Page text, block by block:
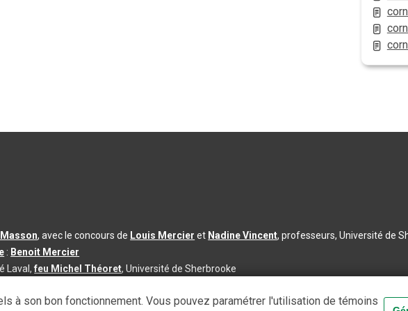
, avec le concours de Louis Mercier et Nadine Vincent, professeurs, Université de
: Benoit Mercier
Laval,feu Michel Théoret, Université de Sherbrooke
à jour du contenu :2026-08-03
à son bon fonctionnement. Vous pouvez paramétrer l'utilisation de témoins